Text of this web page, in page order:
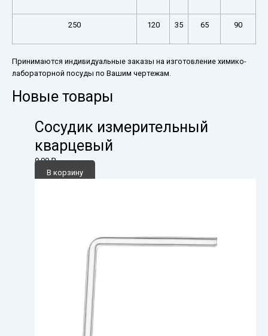
250 120 35 65 90
Принимаются индивидуальные заказы на изготовление химико-
лабораторной посуды по Вашим чертежам.
Новые товары
Сосудик измерительный
кварцевый
0,00₽
В корзину